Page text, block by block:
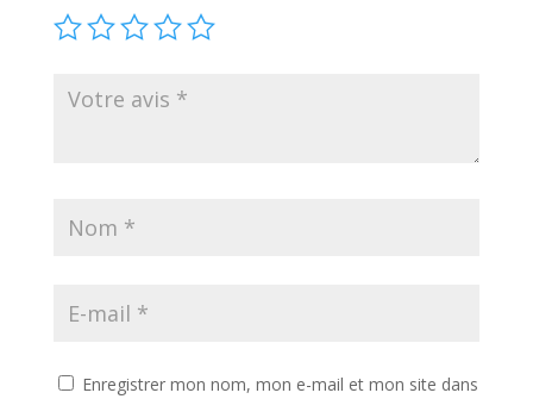
Enregistrer mon nom, mon e-mail et mon site dans